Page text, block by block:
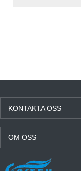
KONTAKTA OSS
OM OSS
SENASTE NYTT